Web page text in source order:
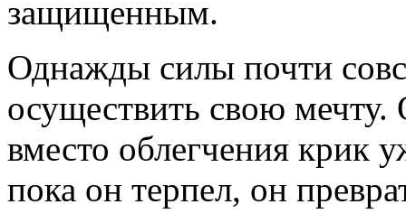
защищенным.
Однажды силы почти
осуществить свою
вместо облегчения крик
пока он терпел, он